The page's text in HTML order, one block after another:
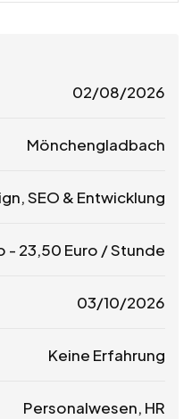
02/08/2026
Mönchengladbach
SEO & Entwicklung
- 23,50 Euro / Stunde
03/10/2026
Keine Erfahrung
Personalwesen, HR